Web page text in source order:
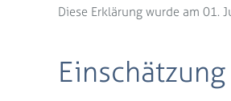
Diese Erklärung wurde am 01.